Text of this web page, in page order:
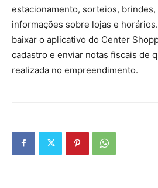
estacionamento, sorteios,
informações sobre lojas e
baixar o aplicativo do Center
cadastro e enviar notas fiscais de
realizada no empreendimento.